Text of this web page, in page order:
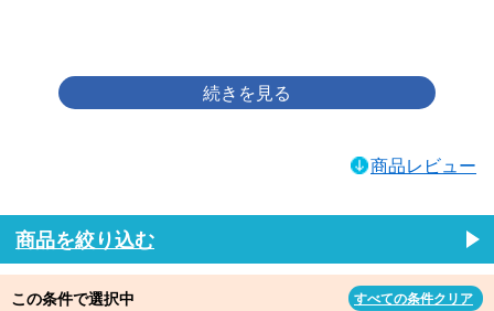
商品レビュー
商品を絞り込む
この条件で選択中
すべての条件クリア